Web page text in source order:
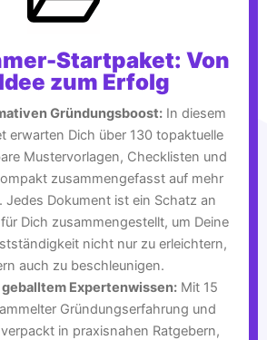
Startpaket: Von
zum Erfolg
Gründungsboost:In diesem
erwarten Dich über 130 topaktuelle
Mustervorlagen, Checklisten und
zusammengefasst auf mehr
Jedes Dokument ist ein Schatz an
Dich zusammengestellt, um Deine
nicht nur zu erleichtern,
auch zu beschleunigen.
Expertenwissen:Mit 15
Gründungserfahrung und
in praxisnahen Ratgebern,